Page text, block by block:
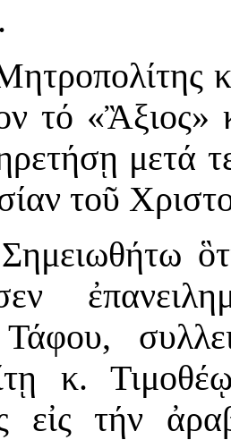
κ.
τό «Ἂξιος»
μετά
τοῦ
ὃτι,
κ.
εἰς τήν